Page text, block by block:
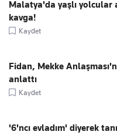
Malatya'da yaşlı yolcular
kavga!
Kaydet
Fidan, Mekke
anlattı
Kaydet
'6'ncı evladım' diyerek